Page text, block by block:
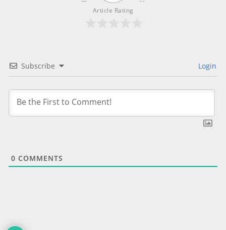
Article Rating
Subscribe Login
0 COMMENTS